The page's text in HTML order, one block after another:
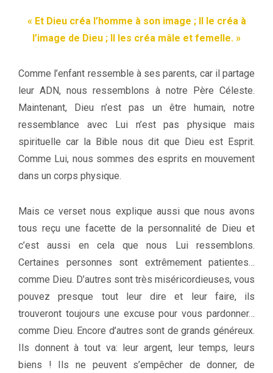
« Et Dieu créa l’homme à son image ; Il le créa à
l’image de Dieu ; Il les créa mâle et femelle. »
Comme l’enfant ressemble à ses parents, car il partage
leur ADN, nous ressemblons à notre Père Céleste.
Maintenant, Dieu n’est pas un être humain, notre
ressemblance avec Lui n’est pas physique mais
spirituelle car la Bible nous dit que Dieu est Esprit.
Comme Lui, nous sommes des esprits en mouvement
dans un corps physique.
Mais ce verset nous explique aussi que nous avons
tous reçu une facette de la personnalité de Dieu et
c’est aussi en cela que nous Lui ressemblons.
Certaines personnes sont extrêmement patientes…
comme Dieu. D’autres sont très miséricordieuses, vous
pouvez presque tout leur dire et leur faire, ils
trouveront toujours une excuse pour vous pardonner…
comme Dieu. Encore d’autres sont de grands généreux.
Ils donnent à tout va: leur argent, leur temps, leurs
biens ! Ils ne peuvent s’empêcher de donner, de